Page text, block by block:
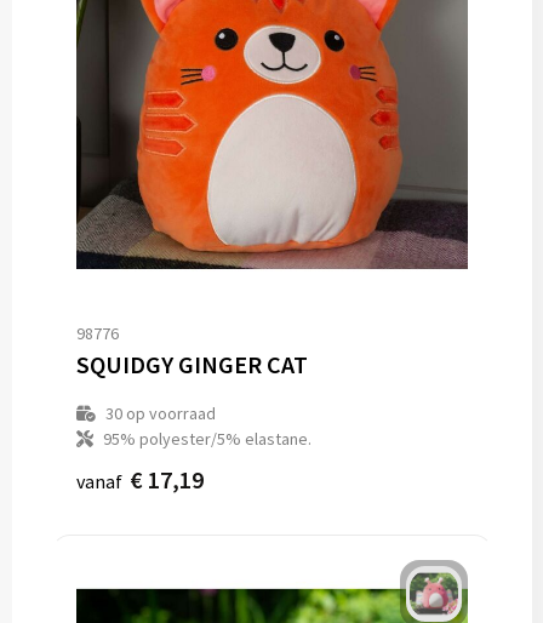
98776
SQUIDGY GINGER CAT
30op voorraad
95% polyester/5% elastane.
vanaf € 17,19